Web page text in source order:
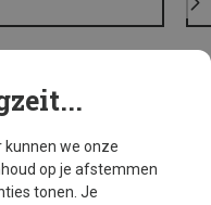
kunnen we onze
op je afstemmen
tonen. Je